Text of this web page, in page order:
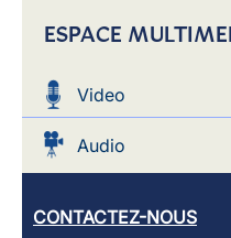
ESPACE
Video
Audio
CONTACTEZ-NOUS